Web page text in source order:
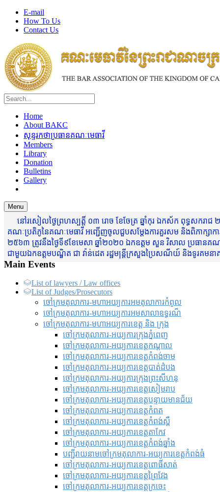
E-mail
How To Us
Contact Us
Home
About BAKC
សុន្ទរកថាប្រធានគណៈមេធាវី
Members
Library
Donation
Bulletins
Gallery
Menu
នៅរសៀលថ្ងៃព្រហស្បត្តិ៍ ០៣ រោច ខែចែត្រ ឆ្នាំកុរ ឯកស័ក ពុទ្ធសករាជ
គណៈប្រតិភូនៃគណៈមេធាវី អញ្ជើញចូលជួបសម្តែងការគួរសម និងពិភាក្សាកា
២៥៦៣ ត្រូវនឹងថ្ងៃទី៩ខែមេសា ឆ្នាំ២០២០ ឯកឧត្តម សួន វិសាល ប្រធានគណ
ជាមួយឯកឧត្តមបណ្ឌិត ជា វ៉ាន់ដេត រដ្ឋមន្រ្តីក្រសួងប្រៃសណីយ៍ និងទូរគ
Main Events
List of lawyers / Law offices
List of Judges/Prosecutors
ចៅក្រមតុលាការ-មហាអយ្យការអមតុលាការកំពូល
ចៅក្រមតុលាការ-មហាអយ្យការអមសាលាឧទ្ធរណ៏
ចៅក្រមតុលាការ-មហាអយ្យការខេត្ត និង ក្រុង
ចៅក្រមតុលាការ-អយ្យការក្រុងភ្នំពេញ
ចៅក្រមតុលាការ-អយ្យការខេត្តកណ្តាល
ចៅក្រមតុលាការ-អយ្យការខេត្តកំពង់ចាម
ចៅក្រមតុលាការ-អយ្យការខេត្តបាត់ដំបង
ចៅក្រមតុលាការ-អយ្យការ​ក្រុងព្រះសីហនុ
ចៅក្រមតុលាការ-អយ្យការខេត្តសៀមរាប
ចៅក្រមតុលាការ-អយ្យការខេត្តបន្ទាយមានជ័យ
ចៅក្រមតុលាការ-អយ្យការខេត្តកំពត
ចៅក្រមតុលាការ-អយ្យការខេត្តកំពង់ស្ពឺ
ចៅក្រមតុលាការ-អយ្យការខេត្តតាកែវ
ចៅក្រមតុលាការ-អយ្យការខេត្តកំពង់ឆ្នាំង
បញ្ជីរាយនាមចៅក្រមតុលាការ-អយ្យការខេត្តកំពង់ធំ
ចៅក្រមតុលាការ-អយ្យការខេត្តពោធិ៍សាត់
ចៅក្រមតុលាការ-អយ្យការខេត្តព្រៃវែង
ចៅក្រមតុលាការ-អយ្យការខេត្តក្រចេះ